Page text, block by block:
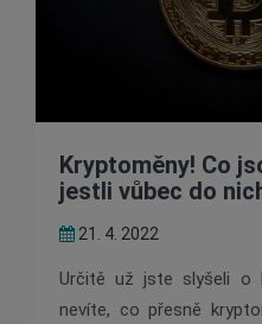
Kryptoměny! Co
jestli vůbec do
21. 4. 2022
Určitě už jste slyšeli o
nevíte, co přesně